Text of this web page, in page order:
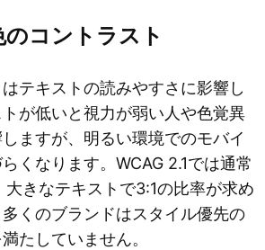
コントラスト
テキストの読みやすさに影響し
が低いと視力が弱い人や色覚異
ますが、明るい環境でのモバイ
くなります。WCAG 2.1では通常
大きなテキストで3:1の比率が求め
くのブランドはスタイル優先の
たしていません。